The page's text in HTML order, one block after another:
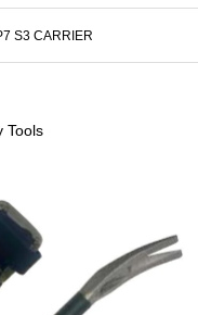
S3 CARRIER
Tools